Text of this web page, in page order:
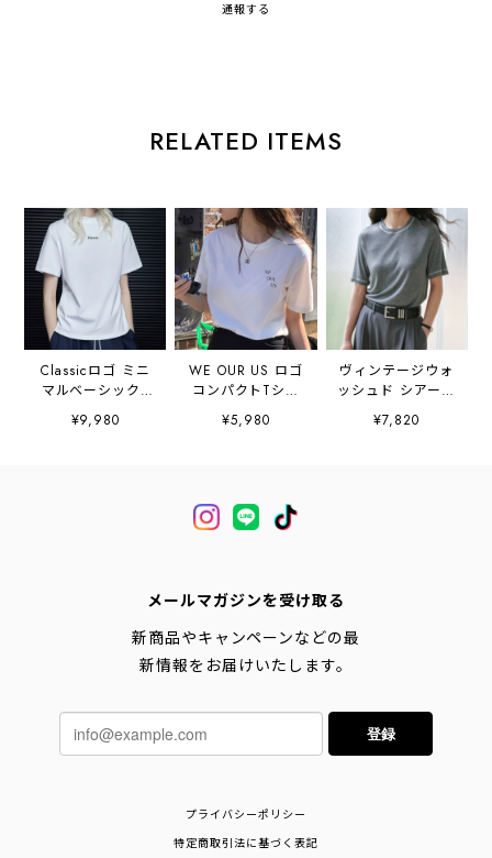
通報する
RELATED ITEMS
Classicロゴ ミニ
マルベーシックT
シャツ
2litr06488
¥9,980
WE OUR US ロゴ
コンパクトTシャ
ツ 2litr06494
¥5,980
ヴィンテージウォ
ッシュド シアータ
ッチTシャツ
2litr06629
¥7,820
メールマガジンを受け取る
新商品やキャンペーンなどの最
新情報をお届けいたします。
登録
プライバシーポリシー
特定商取引法に基づく表記